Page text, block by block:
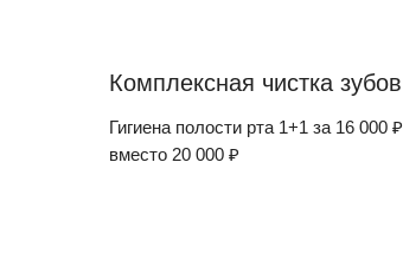
Комплексная чистка зубов
Гигиена полости рта 1+1 за 16 000 ₽
вместо 20 000 ₽